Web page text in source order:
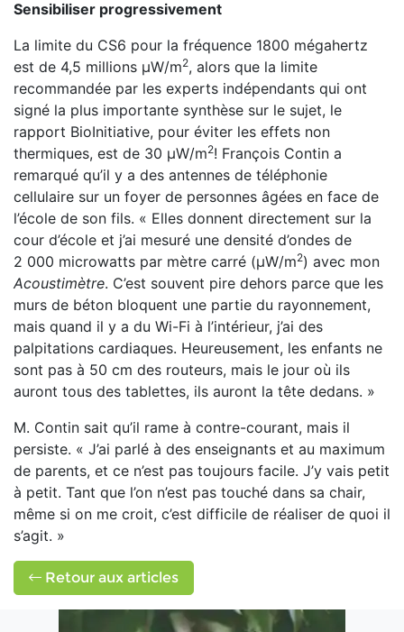
Sensibiliser progressivement
La limite du CS6 pour la fréquence 1800 mégahertz
est de 4,5 millions µW/m2, alors que la limite
recommandée par les experts indépendants qui ont
signé la plus importante synthèse sur le sujet, le
rapport BioInitiative, pour éviter les effets non
thermiques, est de 30 µW/m2! François Contin a
remarqué qu’il y a des antennes de téléphonie
cellulaire sur un foyer de personnes âgées en face de
l’école de son fils. « Elles donnent directement sur la
cour d’école et j’ai mesuré une densité d’ondes de
2 000 microwatts par mètre carré (µW/m2) avec mon
Acoustimètre. C’est souvent pire dehors parce que les
murs de béton bloquent une partie du rayonnement,
mais quand il y a du Wi-Fi à l’intérieur, j’ai des
palpitations cardiaques. Heureusement, les enfants ne
sont pas à 50 cm des routeurs, mais le jour où ils
auront tous des tablettes, ils auront la tête dedans. »
M. Contin sait qu’il rame à contre-courant, mais il
persiste. « J’ai parlé à des enseignants et au maximum
de parents, et ce n’est pas toujours facile. J’y vais petit
à petit. Tant que l’on n’est pas touché dans sa chair,
même si on me croit, c’est difficile de réaliser de quoi il
s’agit. »
Retour aux articles